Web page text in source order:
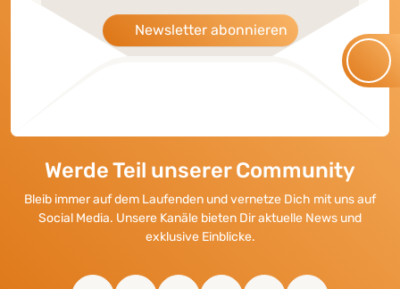
Newsletter abonnieren
Werde Teil unserer Community
Bleib immer auf dem Laufenden und vernetze Dich mit uns auf
Social Media. Unsere Kanäle bieten Dir aktuelle News und
exklusive Einblicke.